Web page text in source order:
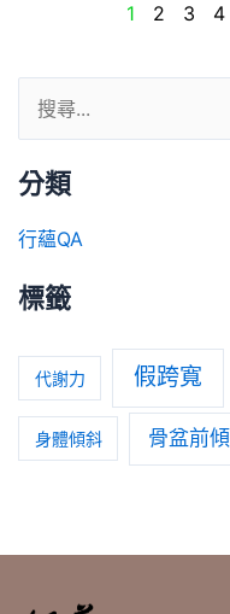
1 2 3 4
分類
行蘊QA
標籤
代謝力 假跨寬
身體傾斜 骨盆前傾